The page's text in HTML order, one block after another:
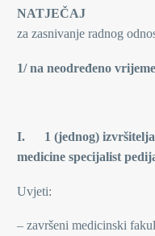
NATJEČAJ
za zasnivanje radnog
1/ na neodređeno
I. 1 (jednog)
medicine specijalist
Uvjeti:
– završeni medicinski